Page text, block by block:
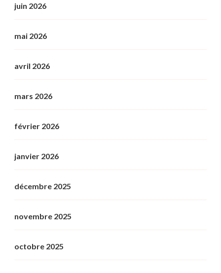
juin 2026
mai 2026
avril 2026
mars 2026
février 2026
janvier 2026
décembre 2025
novembre 2025
octobre 2025